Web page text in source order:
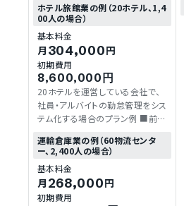
ホテル旅館業の例（20ホテル、1,4
00人の場合）
基本料金
月 304,000円
初期費用
8,600,000円
20ホテルを運営している会社で、
社員・アルバイトの勤怠管理をシス
テム化する場合のプラン例 ■前
利用。 ・シフトは、様々な状況に柔
軟に対応するため、始業・終業時
刻を自由に指定できる「時刻指定
型シフト」を利用。また、パート・ア
ルバイトを中心に、曜日ごとにシフ
運輸倉庫業の例（60物流センタ
ー、2,400人の場合）
基本料金
月 268,000円
初期費用